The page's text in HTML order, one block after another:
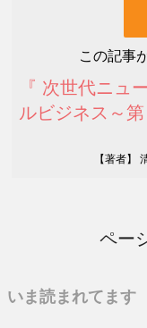
この記事
『 次世代ニュ
ルビジネス～
【著者】
ペー
いま読まれてます